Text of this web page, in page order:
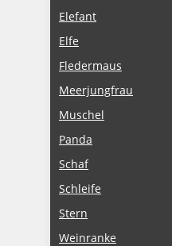
Elefant
Elfe
Fledermaus
Meerjungfrau
Muschel
Panda
Schaf
Schleife
Stern
Weinranke